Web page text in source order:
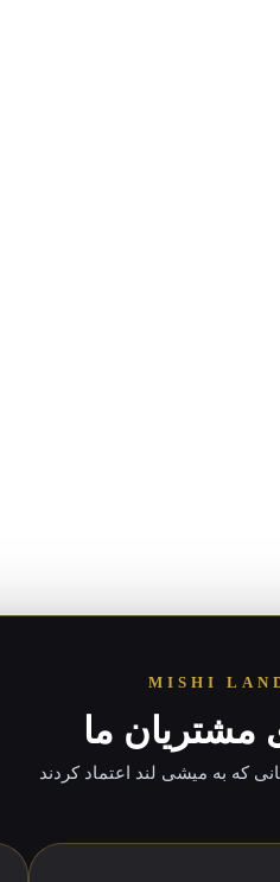
MISHI
مشتریان ما
که به میشی لند اعتماد کردند